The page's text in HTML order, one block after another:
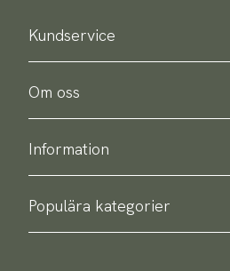
Kundservice
Kontakta oss
Köpinformation
Om oss
Om Scottsberry
Hållbarhet
Om våra produkter
Information
Leverans
Retur & byte
Populära kategorier
Slipsar